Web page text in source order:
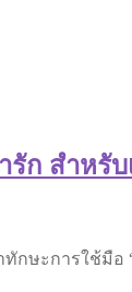
รัก สำหรับ
การใช้มือ